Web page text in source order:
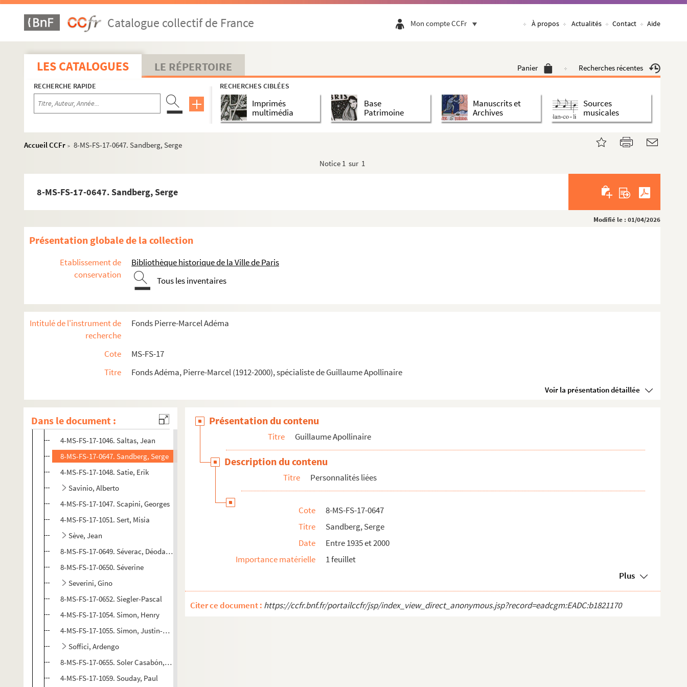
Catalogue collectif de France Mon compte CCFr À propos Actualités Contact Aide
LES CATALOGUES LE RÉPERTOIRE Panier Recherches récentes
RECHERCHE RAPIDE RECHERCHES CIBLÉES
Imprimés
multimédia
Base
Patrimoine
Manuscrits et
Archives
Sources
musicales
Accueil CCFr > 8-MS-FS-17-0647. Sandberg, Serge
Notice 1 sur 1
8-MS-FS-17-0647. Sandberg, Serge
Modifié le : 01/04/2026
Présentation globale de la collection
Etablissement de
conservation
Bibliothèque historique de la Ville de Paris
Tous les inventaires
Intitulé de l'instrument de
recherche
Fonds Pierre-Marcel Adéma
Cote
MS-FS-17
Titre
Fonds Adéma, Pierre-Marcel (1912-2000), spécialiste de Guillaume Apollinaire
Voir la présentation détaillée
Dans le document :
8-MS-FS-17-0517. Remacle, Adrien
8-MS-FS-17-0728. Renard, Maurice
4-MS-FS-17-0939. Retté, Adolphe
4-MS-FS-17-0941. Revon, Maxime
4-MS-FS-17-0942. Ribemont-Dessaignes, Georges
4-MS-FS-17-0945. Roinard, Paul Napoléon
Rosenberg, Léonce
Rouveyre, André
8-MS-FS-17-0524. Royer, Jean
4-MS-FS-17-0958. Royère, Jean
4-MS-FS-17-0959. Saint-Georges de Bouhélier
8-MS-FS-17-0528. Sainte, Pierre
Salmon, André
4-MS-FS-17-1046. Saltas, Jean
8-MS-FS-17-0647. Sandberg, Serge
4-MS-FS-17-1048. Satie, Erik
Savinio, Alberto
4-MS-FS-17-1047. Scapini, Georges
4-MS-FS-17-1051. Sert, Misia
Sève, Jean
8-MS-FS-17-0649. Séverac, Déodat de
8-MS-FS-17-0650. Séverine
Severini, Gino
8-MS-FS-17-0652. Siegler-Pascal
4-MS-FS-17-1054. Simon, Henry
4-MS-FS-17-1055. Simon, Justin-Frantz
Soffici, Ardengo
8-MS-FS-17-0655. Soler Casabón, José
4-MS-FS-17-1059. Souday, Paul
Présentation du contenu
Titre Guillaume Apollinaire
Description du contenu
Titre Personnalités liées
Cote
8-MS-FS-17-0647
Titre
Sandberg, Serge
Date
Entre 1935 et 2000
Importance matérielle
1 feuillet
Plus
Citer ce document : https://ccfr.bnf.fr/portailccfr/jsp/index_view_direct_anonymous.jsp?record=eadcgm:EADC:b1821170